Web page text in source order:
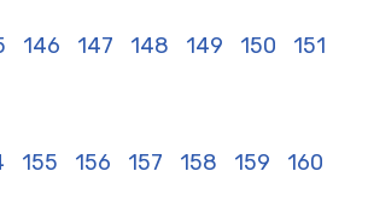
146 147 148 149 150 151
155 156 157 158 159 160